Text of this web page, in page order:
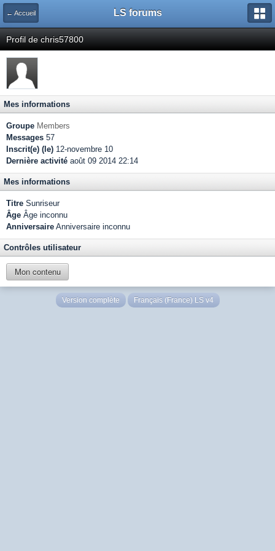
← Accueil LS forums
Profil de chris57800
Mes informations
Groupe Members
Messages 57
Inscrit(e) (le) 12-novembre 10
Dernière activité août 09 2014 22:14
Mes informations
Titre Sunriseur
Âge Âge inconnu
Anniversaire Anniversaire inconnu
Contrôles utilisateur
Mon contenu
Version complète Français (France) LS v4